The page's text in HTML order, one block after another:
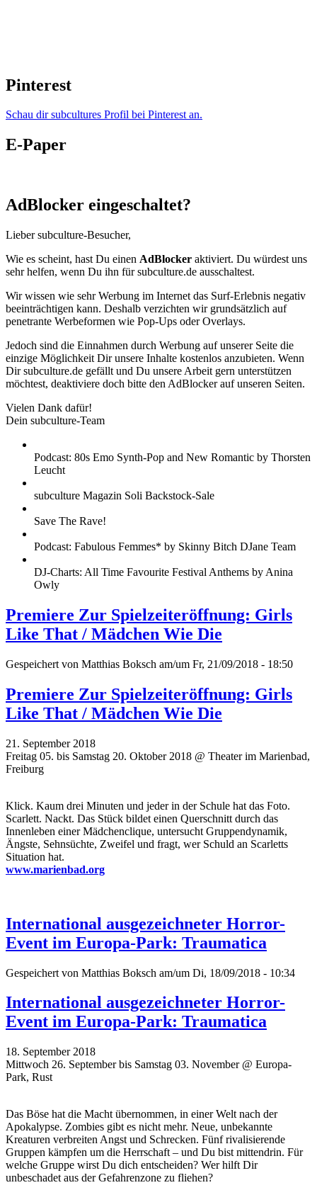
Pinterest
Schau dir subcultures Profil bei Pinterest an.
E-Paper
AdBlocker eingeschaltet?
Lieber subculture-Besucher,
Wie es scheint, hast Du einen AdBlocker aktiviert. Du würdest uns
sehr helfen, wenn Du ihn für subculture.de ausschaltest.
Wir wissen wie sehr Werbung im Internet das Surf-Erlebnis negativ
beeinträchtigen kann. Deshalb verzichten wir grundsätzlich auf
penetrante Werbeformen wie Pop-Ups oder Overlays.
Jedoch sind die Einnahmen durch Werbung auf unserer Seite die
einzige Möglichkeit Dir unsere Inhalte kostenlos anzubieten. Wenn
Dir subculture.de gefällt und Du unsere Arbeit gern unterstützen
möchtest, deaktiviere doch bitte den AdBlocker auf unseren Seiten.
Vielen Dank dafür!
Dein subculture-Team
Podcast: 80s Emo Synth-Pop and New Romantic by Thorsten
Leucht
subculture Magazin Soli Backstock-Sale
Save The Rave!
Podcast: Fabulous Femmes* by Skinny Bitch DJane Team
DJ-Charts: All Time Favourite Festival Anthems by Anina
Owly
Premiere Zur Spielzeiteröffnung: Girls
Like That / Mädchen Wie Die
Gespeichert von Matthias Boksch am/um Fr, 21/09/2018 - 18:50
Premiere Zur Spielzeiteröffnung: Girls
Like That / Mädchen Wie Die
21. September 2018
Freitag 05. bis Samstag 20. Oktober 2018 @ Theater im Marienbad,
Freiburg
Klick. Kaum drei Minuten und jeder in der Schule hat das Foto.
Scarlett. Nackt. Das Stück bildet einen Querschnitt durch das
Innenleben einer Mädchenclique, untersucht Gruppendynamik,
Ängste, Sehnsüchte, Zweifel und fragt, wer Schuld an Scarletts
Situation hat.
www.marienbad.org
International ausgezeichneter Horror-
Event im Europa-Park: Traumatica
Gespeichert von Matthias Boksch am/um Di, 18/09/2018 - 10:34
International ausgezeichneter Horror-
Event im Europa-Park: Traumatica
18. September 2018
Mittwoch 26. September bis Samstag 03. November @ Europa-
Park, Rust
Das Böse hat die Macht übernommen, in einer Welt nach der
Apokalypse. Zombies gibt es nicht mehr. Neue, unbekannte
Kreaturen verbreiten Angst und Schrecken. Fünf rivalisierende
Gruppen kämpfen um die Herrschaft – und Du bist mittendrin. Für
welche Gruppe wirst Du dich entscheiden? Wer hilft Dir
unbeschadet aus der Gefahrenzone zu fliehen?